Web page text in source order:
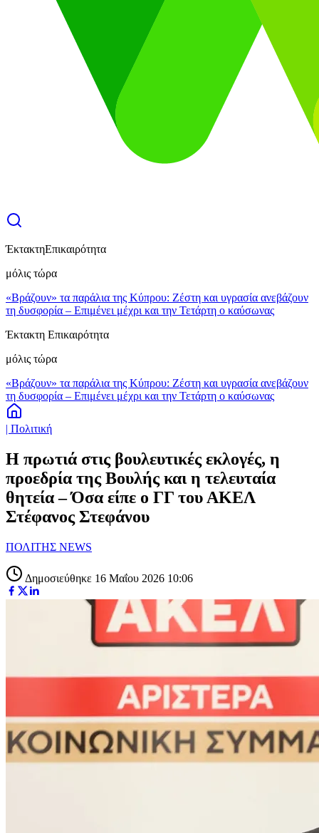
ΈκτακτηΕπικαιρότητα
μόλις τώρα
«Βράζουν» τα παράλια της Κύπρου: Ζέστη και υγρασία ανεβάζουν
τη δυσφορία – Επιμένει μέχρι και την Τετάρτη ο καύσωνας
Έκτακτη Επικαιρότητα
μόλις τώρα
«Βράζουν» τα παράλια της Κύπρου: Ζέστη και υγρασία ανεβάζουν
τη δυσφορία – Επιμένει μέχρι και την Τετάρτη ο καύσωνας
| Πολιτική
Η πρωτιά στις βουλευτικές εκλογές, η
προεδρία της Βουλής και η τελευταία
θητεία – Όσα είπε ο ΓΓ του ΑΚΕΛ
Στέφανος Στεφάνου
ΠΟΛΙΤΗΣ NEWS
Δημοσιεύθηκε 16 Μαΐου 2026 10:06